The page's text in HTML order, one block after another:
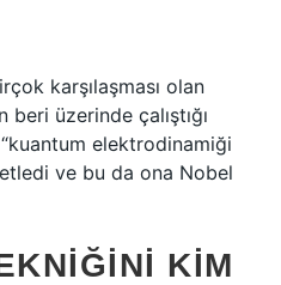
karşılaşması olan
beri üzerinde çalıştığı
elektrodinamiği
ve bu da ona Nobel
KIM